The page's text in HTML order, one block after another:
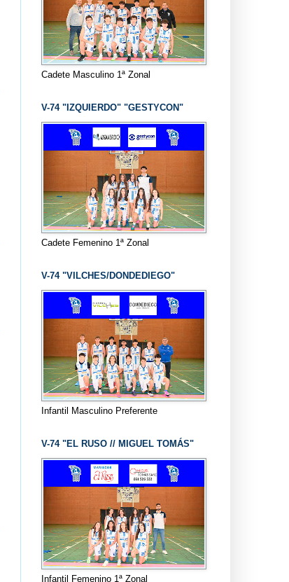
Cadete Masculino 1ª Zonal
V-74 "IZQUIERDO" "GESTYCON"
Cadete Femenino 1ª Zonal
V-74 "VILCHES/DONDEDIEGO"
Infantil Masculino Preferente
V-74 "EL RUSO // MIGUEL TOMÁS"
Infantil Femenino 1ª Zonal